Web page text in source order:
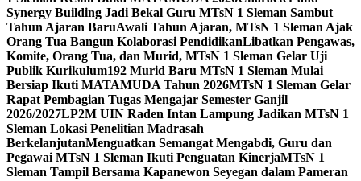
Synergy Building Jadi Bekal Guru MTsN 1 Sleman Sambut
Tahun Ajaran BaruAwali Tahun Ajaran, MTsN 1 Sleman Ajak
Orang Tua Bangun Kolaborasi PendidikanLibatkan Pengawas,
Komite, Orang Tua, dan Murid, MTsN 1 Sleman Gelar Uji
Publik Kurikulum192 Murid Baru MTsN 1 Sleman Mulai
Bersiap Ikuti MATAMUDA Tahun 2026MTsN 1 Sleman Gelar
Rapat Pembagian Tugas Mengajar Semester Ganjil
2026/2027LP2M UIN Raden Intan Lampung Jadikan MTsN 1
Sleman Lokasi Penelitian Madrasah
BerkelanjutanMenguatkan Semangat Mengabdi, Guru dan
Pegawai MTsN 1 Sleman Ikuti Penguatan KinerjaMTsN 1
Sleman Tampil Bersama Kapanewon Seyegan dalam Pameran